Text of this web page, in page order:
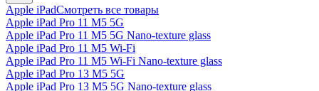
Apple iPadСмотреть все товары
Apple iPad Pro 11 M5 5G
Apple iPad Pro 11 M5 5G Nano-texture glass
Apple iPad Pro 11 M5 Wi-Fi
Apple iPad Pro 11 M5 Wi-Fi Nano-texture glass
Apple iPad Pro 13 M5 5G
Apple iPad Pro 13 M5 5G Nano-texture glass